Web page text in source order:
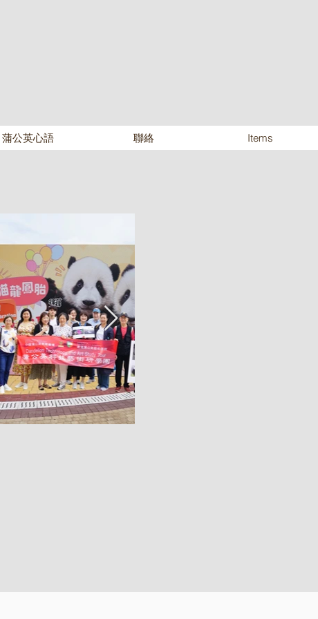
蒲公英心語 聯絡 Items